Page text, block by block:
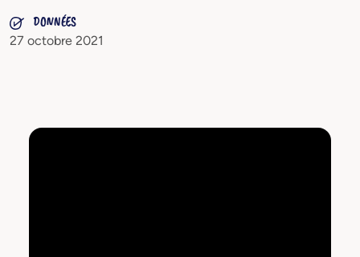
DONNÉES
27 octobre 2021